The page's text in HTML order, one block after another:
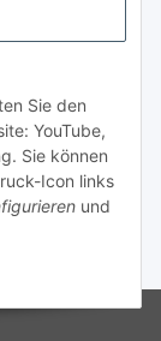
Sie den
YouTube,
Sie können
Icon links
und